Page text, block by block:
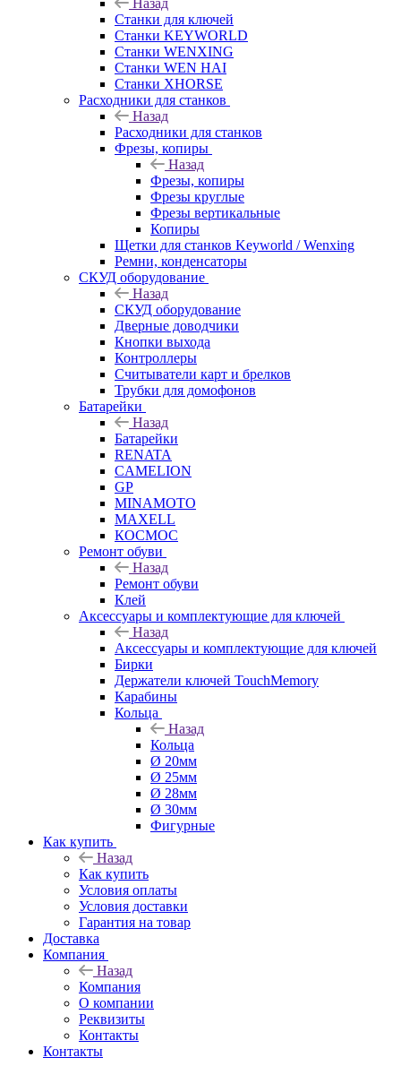
Назад
Станки для ключей
Станки KEYWORLD
Станки WENXING
Станки WEN HAI
Станки XHORSE
Расходники для станков
Назад
Расходники для станков
Фрезы, копиры
Назад
Фрезы, копиры
Фрезы круглые
Фрезы вертикальные
Копиры
Щетки для станков Keyworld / Wenxing
Ремни, конденсаторы
СКУД оборудование
Назад
СКУД оборудование
Дверные доводчики
Кнопки выхода
Контроллеры
Считыватели карт и брелков
Трубки для домофонов
Батарейки
Назад
Батарейки
RENATA
CAMELION
GP
MINAMOTO
MAXELL
КОСМОС
Ремонт обуви
Назад
Ремонт обуви
Клей
Аксессуары и комплектующие для ключей
Назад
Аксессуары и комплектующие для ключей
Бирки
Держатели ключей TouchMemory
Карабины
Кольца
Назад
Кольца
Ø 20мм
Ø 25мм
Ø 28мм
Ø 30мм
Фигурные
Как купить
Назад
Как купить
Условия оплаты
Условия доставки
Гарантия на товар
Доставка
Компания
Назад
Компания
О компании
Реквизиты
Контакты
Контакты